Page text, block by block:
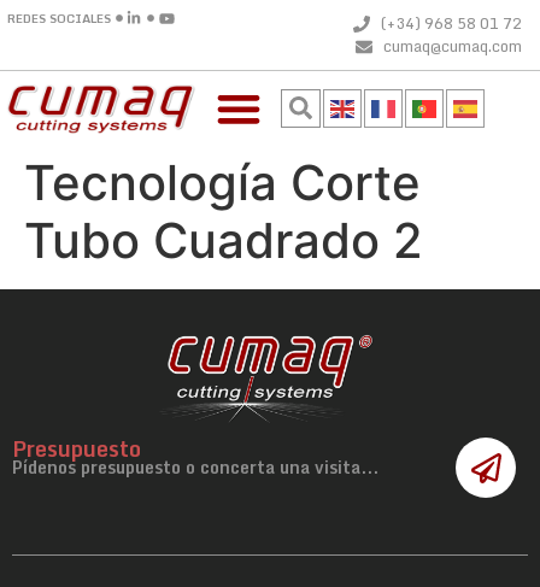
REDES SOCIALES
(+34) 968 58 01 72
cumaq@cumaq.com
Tecnología Corte
Tubo Cuadrado 2
Presupuesto
Pídenos presupuesto o concerta una visita...